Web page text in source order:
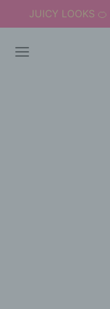
JUICY LOOKS 🍊